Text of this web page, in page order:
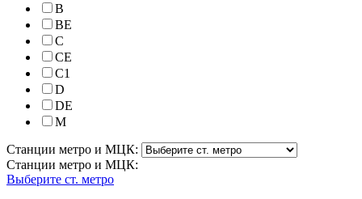
B
BE
C
CE
C1
D
DE
M
Станции метро и МЦК:
Станции метро и МЦК:
Выберите ст. метро